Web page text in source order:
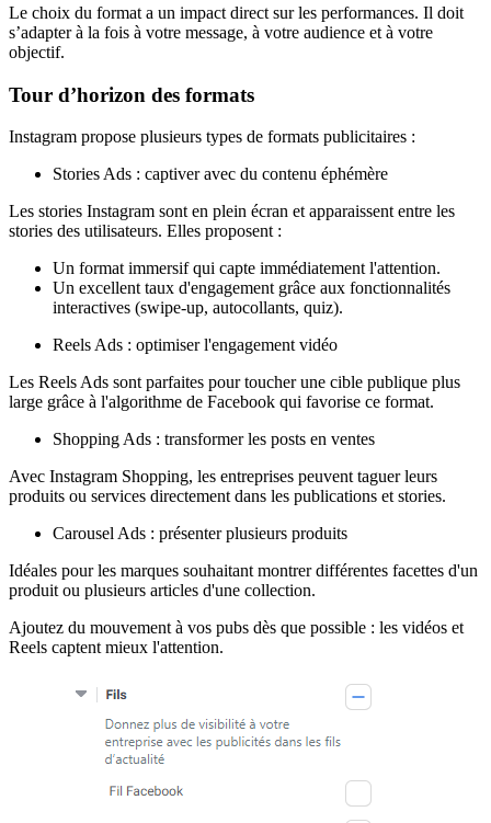
Le choix du format a un impact direct sur les performances. Il doit
s’adapter à la fois à votre message, à votre audience et à votre
objectif.
Tour d’horizon des formats
Instagram propose plusieurs types de formats publicitaires :
Stories Ads : captiver avec du contenu éphémère
Les stories Instagram sont en plein écran et apparaissent entre les
stories des utilisateurs. Elles proposent :
Un format immersif qui capte immédiatement l'attention.
Un excellent taux d'engagement grâce aux fonctionnalités
interactives (swipe-up, autocollants, quiz).
Reels Ads : optimiser l'engagement vidéo
Les Reels Ads sont parfaites pour toucher une cible publique plus
large grâce à l'algorithme de Facebook qui favorise ce format.
Shopping Ads : transformer les posts en ventes
Avec Instagram Shopping, les entreprises peuvent taguer leurs
produits ou services directement dans les publications et stories.
Carousel Ads : présenter plusieurs produits
Idéales pour les marques souhaitant montrer différentes facettes d'un
produit ou plusieurs articles d'une collection.
Ajoutez du mouvement à vos pubs dès que possible : les vidéos et
Reels captent mieux l'attention.